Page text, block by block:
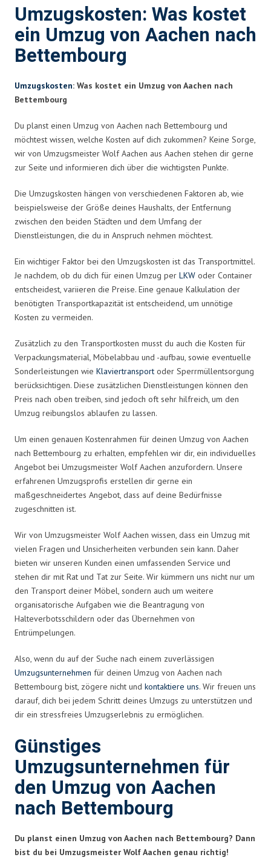
Umzugskosten: Was kostet
ein Umzug von Aachen nach
Bettembourg
Umzugskosten: Was kostet ein Umzug von Aachen nach
Bettembourg
Du planst einen Umzug von Aachen nach Bettembourg und
möchtest wissen, welche Kosten auf dich zukommen? Keine Sorge,
wir von Umzugsmeister Wolf Aachen aus Aachen stehen dir gerne
zur Seite und informieren dich über die wichtigsten Punkte.
Die Umzugskosten hängen von verschiedenen Faktoren ab, wie
beispielsweise der Größe deines Haushalts, der Entfernung
zwischen den beiden Städten und dem Umfang der
Dienstleistungen, die du in Anspruch nehmen möchtest.
Ein wichtiger Faktor bei den Umzugskosten ist das Transportmittel.
Je nachdem, ob du dich für einen Umzug per LKW oder Container
entscheidest, variieren die Preise. Eine genaue Kalkulation der
benötigten Transportkapazität ist entscheidend, um unnötige
Kosten zu vermeiden.
Zusätzlich zu den Transportkosten musst du auch die Kosten für
Verpackungsmaterial, Möbelabbau und -aufbau, sowie eventuelle
Sonderleistungen wie Klaviertransport oder Sperrmüllentsorgung
berücksichtigen. Diese zusätzlichen Dienstleistungen können den
Preis nach oben treiben, sind jedoch oft sehr hilfreich, um den
Umzug reibungslos ablaufen zu lassen.
Um einen genauen Kostenrahmen für deinen Umzug von Aachen
nach Bettembourg zu erhalten, empfehlen wir dir, ein individuelles
Angebot bei Umzugsmeister Wolf Aachen anzufordern. Unsere
erfahrenen Umzugsprofis erstellen dir gerne ein
maßgeschneidertes Angebot, dass auf deine Bedürfnisse
zugeschnitten ist.
Wir von Umzugsmeister Wolf Aachen wissen, dass ein Umzug mit
vielen Fragen und Unsicherheiten verbunden sein kann. Daher
bieten wir unseren Kunden einen umfassenden Service und
stehen dir mit Rat und Tat zur Seite. Wir kümmern uns nicht nur um
den Transport deiner Möbel, sondern auch um weitere
organisatorische Aufgaben wie die Beantragung von
Halteverbotsschildern oder das Übernehmen von
Entrümpelungen.
Also, wenn du auf der Suche nach einem zuverlässigen
Umzugsunternehmen für deinen Umzug von Aachen nach
Bettembourg bist, zögere nicht und kontaktiere uns. Wir freuen uns
darauf, dich bei jedem Schritt deines Umzugs zu unterstützen und
dir ein stressfreies Umzugserlebnis zu ermöglichen.
Günstiges
Umzugsunternehmen für
den Umzug von Aachen
nach Bettembourg
Du planst einen Umzug von Aachen nach Bettembourg? Dann
bist du bei Umzugsmeister Wolf Aachen genau richtig!